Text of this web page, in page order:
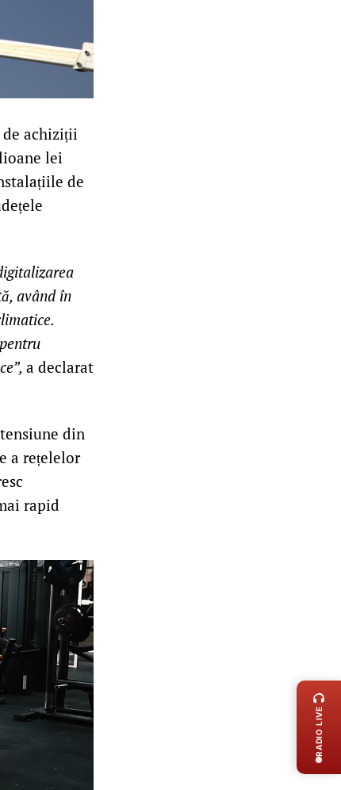
de achiziții
lei
de
având în
a declarat
din
a rețelelor
rapid
RADIO LIVE